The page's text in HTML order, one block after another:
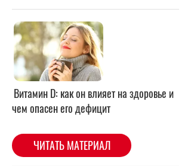
Витамин D: как он влияет на здоровье и
чем опасен его дефицит
ЧИТАТЬ МАТЕРИАЛ